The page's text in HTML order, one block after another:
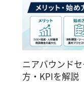
ニアバウンド
方・KPIを解説